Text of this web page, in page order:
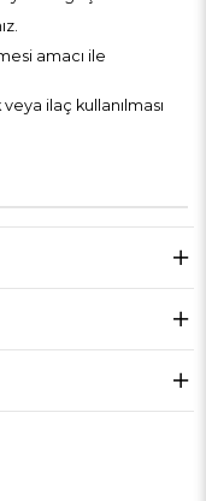
amacı ile
ilaç kullanılması